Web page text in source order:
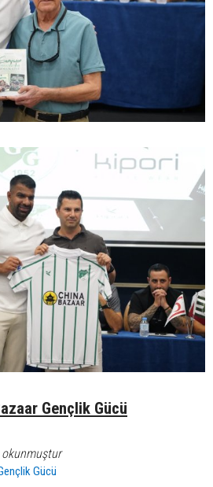
Gençlik Gücü
Gücü